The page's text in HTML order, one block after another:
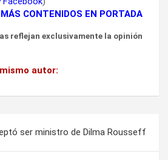
CONTENIDOS EN PORTADA
reflejan exclusivamente la opinión
autor:
ser ministro de Dilma Rousseff